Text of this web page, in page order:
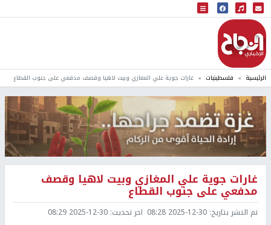
البث المباشر
إذاعة النجاح
الرئيسية فلسطينيات غارات جوية علي المغازي وبيت لاهيا وقصف مدفعي على جنوب القطاع
غارات جوية علي المغازي وبيت لاهيا وقصف
مدفعي على جنوب القطاع
تم النشر بتاريخ: 2025-12-30 08:28 اخر تحديث: 2025-12-30 08:29